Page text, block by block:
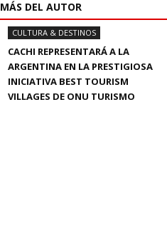
MÁS DEL AUTOR
CULTURA & DESTINOS
CACHI REPRESENTARÁ A LA
ARGENTINA EN LA PRESTIGIOSA
INICIATIVA BEST TOURISM
VILLAGES DE ONU TURISMO